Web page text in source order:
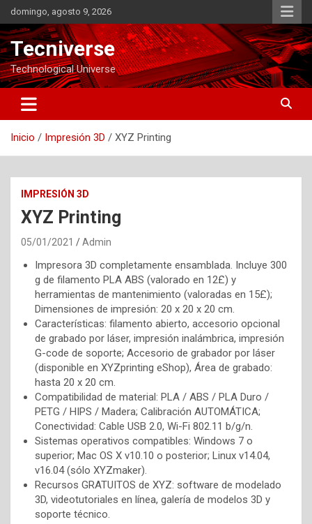
Saltar
al
contenido
domingo, agosto 9, 2026
Tecniverse
Technological Universe
Inicio Impresión 3D XYZ Printing
IMPRESIÓN 3D
XYZ Printing
05/01/2021 Admin
Impresora 3D completamente ensamblada. Incluye 300
g de filamento PLA ABS (valorado en 12£) y
herramientas de mantenimiento (valoradas en 15£);
Dimensiones de impresión: 20 x 20 x 20 cm.
Características: filamento abierto, accesorio opcional
de grabado por láser, impresión inalámbrica, impresión
G-code de soporte; Accesorio de grabador por láser
(disponible en XYZprinting eShop), Área de grabado:
hasta 20 x 20 cm.
Compatibilidad de material: PLA / ABS / PLA Duro /
PETG / HIPS / Madera; Calibración AUTOMÁTICA;
Conectividad: Cable USB 2.0, Wi-Fi 802.11 b/g/n.
Sistemas operativos compatibles: Windows 7 o
superior; Mac OS X v10.10 o posterior; Linux v14.04,
v16.04 (sólo XYZmaker).
Recursos GRATUITOS de XYZ: software de modelado
3D, videotutoriales en línea, galería de modelos 3D y
soporte técnico.